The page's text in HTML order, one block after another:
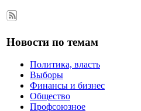
Новости по темам
Политика, власть
Выборы
Финансы и бизнес
Общество
Профсоюзное